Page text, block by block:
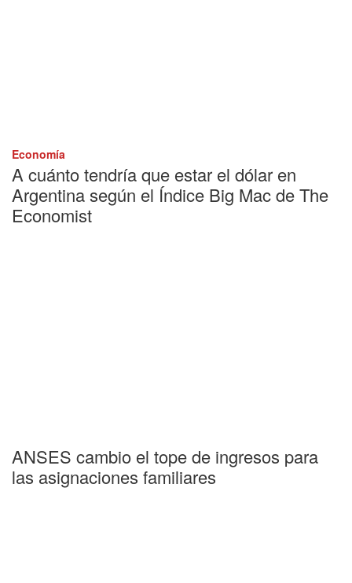
Economía
A cuánto tendría que estar el dólar en
Argentina según el Índice Big Mac de The
Economist
ANSES cambio el tope de ingresos para
las asignaciones familiares